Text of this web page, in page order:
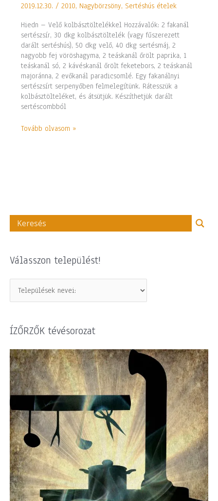
2019.12.30. /2010, Nagybörzsöny, Sertéshús ételek
Hiedn – Velő kolbásztöltelékkel Hozzávalók: 2 fakanál
sertészsír, 30 dkg kolbásztöltelék (vagy fűszerezett
darált sertéshús), 50 dkg velő, 40 dkg sertésmáj, 2
nagyobb fej vöröshagyma, 2 teáskanál őrölt paprika, 1
teáskanál só, 2 kávéskanál őrölt feketebors, 2 teáskanál
majoránna, 2 evőkanál paradicsomlé. Egy fakanálnyi
sertészsírt serpenyőben felmelegítünk. Rátesszük a
kolbásztölteléket, és átsütjük. Készíthetjük darált
sertéscombból
Velő
Tovább olvasom »
Válasszon települést!
ÍZŐRZŐK tévésorozat